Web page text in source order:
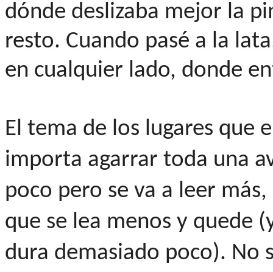
dónde deslizaba mejor la
resto. Cuando pasé a la
en cualquier lado, donde
El tema de los lugares que
importa agarrar toda una
poco pero se va a leer
que se lea menos y quede
dura demasiado poco). No